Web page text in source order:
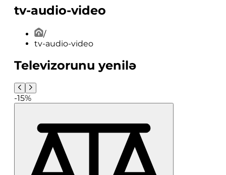
tv-audio-video
/
tv-audio-video
Televizorunu yenilə
-15%